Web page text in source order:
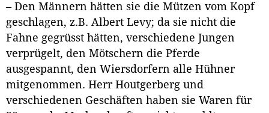
– Den Männern hätten sie die Mützen vom Kopf
geschlagen, z.B. Albert Levy; da sie nicht die
Fahne gegrüsst hätten, verschiedene Jungen
verprügelt, den Mötschern die Pferde
ausgespannt, den Wiersdorfern alle Hühner
mitgenommen. Herr Houtgerberg und
verschiedenen Geschäften haben sie Waren für